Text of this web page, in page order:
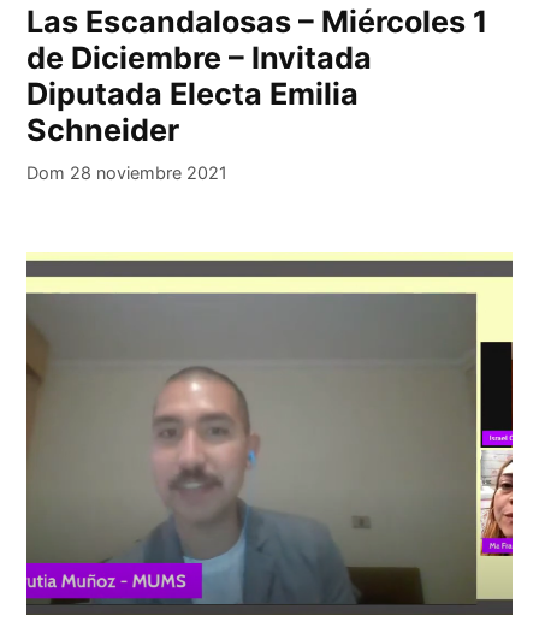
Las Escandalosas – Miércoles 1
de Diciembre – Invitada
Diputada Electa Emilia
Schneider
Dom 28 noviembre 2021